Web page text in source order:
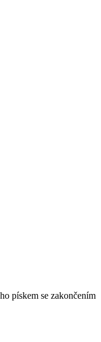
pískem se zakončením